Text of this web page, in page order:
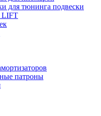
для тюнинга подвeски
LIFT
патроны